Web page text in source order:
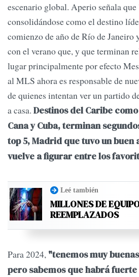
escenario global. Aperio señala
consolidándose como el destino
comienzo de año de Río de
con el verano que, y que terminan
lugar principalmente por efecto
al MLS ahora es responsable de
de quienes intentan ver un partido
a casa. Destinos del Caribe
Cana y Cuba, terminan
top 5, Madrid que tuvo un buen
vuelve a figurar entre los
Leé también
MILLONES DE
REEMPLAZADOS
Para 2024, "tenemos muy
pero sabemos que habrá